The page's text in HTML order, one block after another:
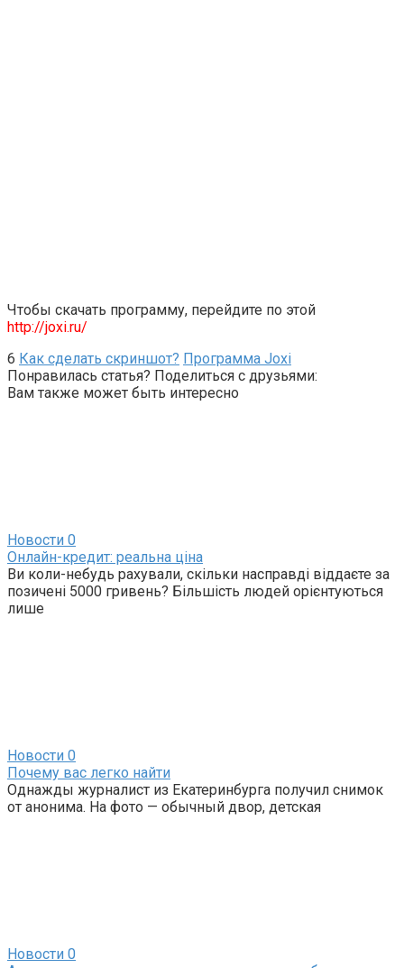
Чтобы скачать программу, перейдите по этой
http://joxi.ru/
6 Как сделать скриншот? Программа Joxi
Понравилась статья? Поделиться с друзьями:
Вам также может быть интересно
Новости 0
Онлайн-кредит: реальна ціна
Ви коли-небудь рахували, скільки насправді віддаєте за
позичені 5000 гривень? Більшість людей орієнтуються
лише
Новости 0
Почему вас легко найти
Однажды журналист из Екатеринбурга получил снимок
от анонима. На фото — обычный двор, детская
Новости 0